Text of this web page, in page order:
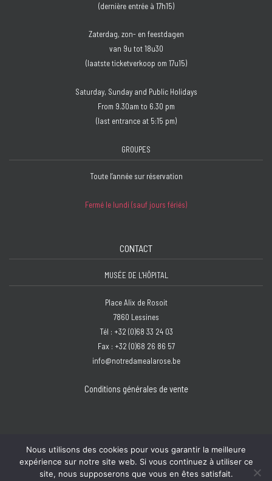
(dernière entrée à 17h15)
Zaterdag, zon- en feestdagen
van 9u tot 18u30
(laatste ticketverkoop om 17u15)
Saturday, Sunday and Public Holidays
From 9.30am to 6.30 pm
(last entrance at 5:15 pm)
GROUPES
Toute l’année sur réservation
Fermé le lundi (sauf jours fériés)
CONTACT
MUSÉE DE L'HÔPITAL
Place Alix de Rosoit
7860 Lessines
Tél : +32 (0)68 33 24 03
Fax : +32 (0)68 26 86 57
info@notredamealarose.be
Conditions générales de vente
Copyright © 2026 Hôpital Notre-Dame à la Rose - Lessines | Design :Bzzz
Nous utilisons des cookies pour vous garantir la meilleure
expérience sur notre site web. Si vous continuez à utiliser ce
site, nous supposerons que vous en êtes satisfait.